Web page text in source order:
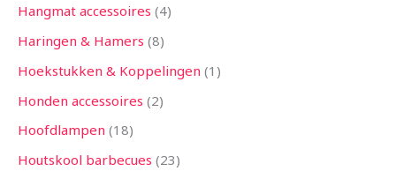
Hangmat accessoires 4
Haringen & Hamers 8
Hoekstukken & Koppelingen 1
Honden accessoires 2
Hoofdlampen 18
Houtskool barbecues 23